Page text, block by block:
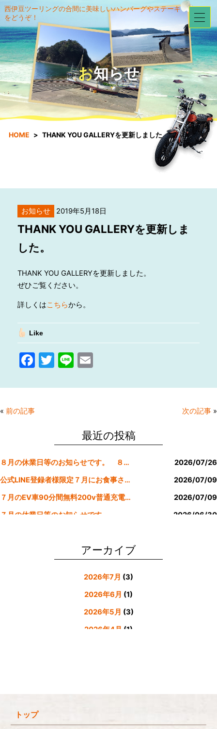
西伊豆ツーリングの合間に美味しいハンバーグやステーキ
をどうぞ！
お知らせ
HOME THANK YOU GALLERYを更新しました。
お知らせ 2019年5月18日
THANK YOU GALLERYを更新しま
した。
THANK YOU GALLERYを更新しました。
ぜひご覧ください。
詳しくはこちらから。
Like
F
c
e
k
T
itt
Li
e
E
ai
« 前の記事 次の記事 »
最近の投稿
８月の休業日等のお知らせです。 ８月より定休日は金曜日のみにします。
2026/07/26
公式LINE登録者様限定７月にお食事された方にサービスクーポン発行
2026/07/09
７月のEV車90分間無料200v普通充電クーポン券！！
2026/07/09
７月の休業日等のお知らせです。
2026/06/30
アーカイブ
2026年7月 (3)
2026年6月 (1)
2026年5月 (3)
2026年4月 (1)
トップ